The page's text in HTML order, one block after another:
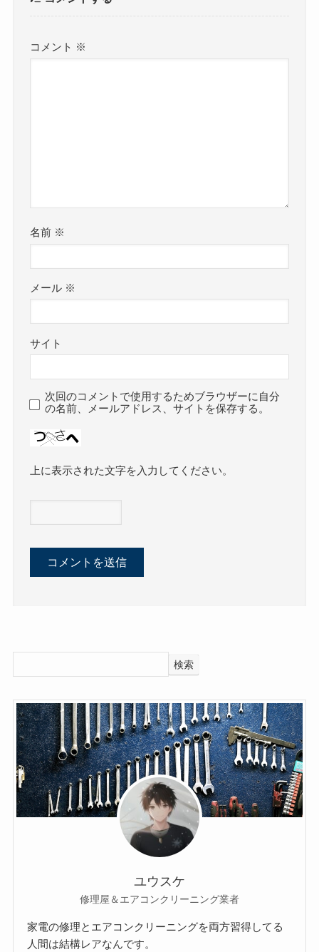
コメント ※
名前 ※
メール ※
サイト
次回のコメントで使用するためブラウザーに自分
の名前、メールアドレス、サイトを保存する。
上に表示された文字を入力してください。
検索
ユウスケ
修理屋＆エアコンクリーニング業者
家電の修理とエアコンクリーニングを両方習得してる
人間は結構レアなんです。